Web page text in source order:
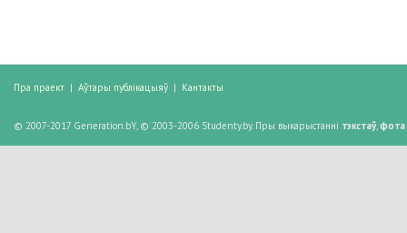
Пра праект | Аўтары публікацыяў | Кантакты
© 2007-2017 Generation.bY, © 2003-2006 Studenty.by. Пры выкарыстанні тэкстаў, фота